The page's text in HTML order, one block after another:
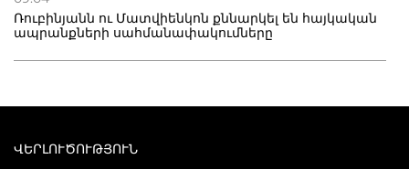
Ռուբինյանն ու Մատվիենկոն քննարկել են հայկական
ապրանքների սահմանափակումները
ՎԵՐԼՈՒԾՈՒԹՅՈՒՆ